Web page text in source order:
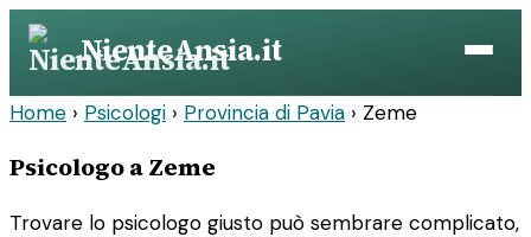
Vai
contenuto
NienteAnsia.it
Home › Psicologi › Provincia di Pavia › Zeme
Psicologo a Zeme
Trovare lo psicologo giusto può sembrare complicato,